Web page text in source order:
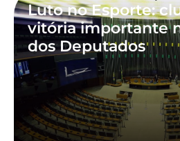
Luto no Esporte:
vitória importante
dos Deputados